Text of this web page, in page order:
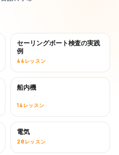
セーリングボート検査の実践
例
44レッスン
船内機
14レッスン
電気
28レッスン